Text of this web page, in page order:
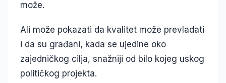
može.
Ali može pokazati da kvalitet može prevladati
i da su građani, kada se ujedine oko
zajedničkog cilja, snažniji od bilo kojeg uskog
političkog projekta.